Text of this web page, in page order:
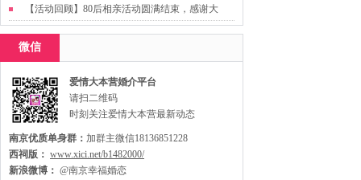
友活动
【活动回顾】80后相亲活动圆满结束，感谢大
家，走出来才有机会扩大缘分哦~
微信
爱情大本营婚介平台
请扫二维码
时刻关注爱情大本营最新动态
南京优质单身群： 加群主微信18136851228
西祠版： www.xici.net/b1482000/
新浪微博： @南京幸福婚恋